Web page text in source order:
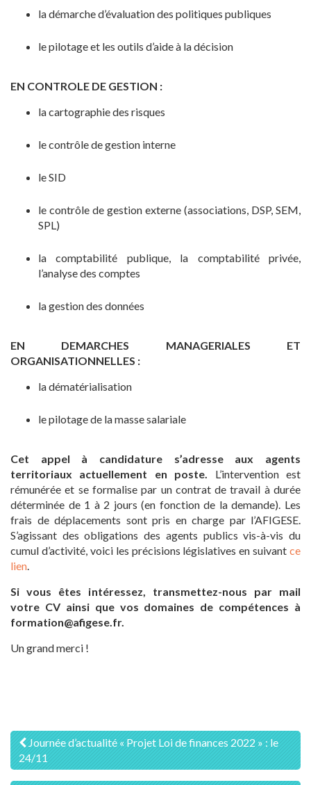
la démarche d’évaluation des politiques publiques
le pilotage et les outils d’aide à la décision
EN CONTROLE DE GESTION :
la cartographie des risques
le contrôle de gestion interne
le SID
le contrôle de gestion externe (associations, DSP, SEM,
SPL)
la comptabilité publique, la comptabilité privée,
l’analyse des comptes
la gestion des données
EN DEMARCHES MANAGERIALES ET
ORGANISATIONNELLES :
la dématérialisation
le pilotage de la masse salariale
Cet appel à candidature s’adresse aux agents
territoriaux actuellement en poste. L’intervention est
rémunérée et se formalise par un contrat de travail à durée
déterminée de 1 à 2 jours (en fonction de la demande). Les
frais de déplacements sont pris en charge par l’AFIGESE.
S’agissant des obligations des agents publics vis-à-vis du
cumul d’activité, voici les précisions législatives en suivant ce
lien
Si vous êtes intéressez, transmettez-nous par mail
votre CV ainsi que vos domaines de compétences à
formation@afigese.fr.
Un grand merci !
Navigation
des
Journée d’actualité « Projet Loi de finances 2022 » : le
24/11